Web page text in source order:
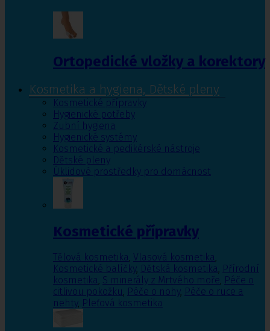
Ortopedické vložky a korektory
Kosmetika a hygiena, Dětské pleny
Kosmetické přípravky
Hygienické potřeby
Zubní hygiena
Hygienické systémy
Kosmetické a pedikérské nástroje
Dětské pleny
Úklidové prostředky pro domácnost
Kosmetické přípravky
Tělová kosmetika, Vlasová kosmetika,
Kosmetické balíčky, Dětská kosmetika, Přírodní
kosmetika, S minerály z Mrtvého moře, Péče o
citlivou pokožku, Péče o nohy, Péče o ruce a
nehty, Pleťová kosmetika